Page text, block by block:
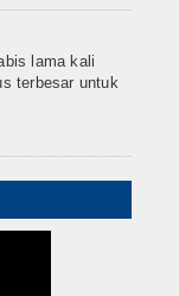
lama kali
terbesar untuk